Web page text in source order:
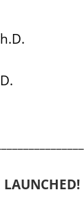
LAUNCHED!